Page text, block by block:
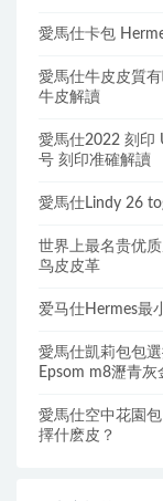
愛馬仕卡包
愛馬仕牛皮皮質
牛皮解讀
愛馬仕2022 刻印
号 刻印准確解讀
愛馬仕Lindy 26
世界上最名贵优
鸟皮皮革
爱马仕Hermes最
愛馬仕凱莉包包
Epsom m8瀝青灰
愛馬仕空中花園
擇什麽皮？